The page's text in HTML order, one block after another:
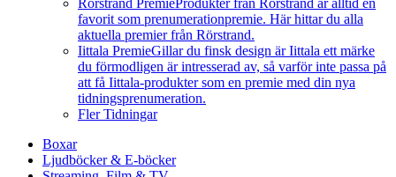
Rörstrand PremieProdukter från Rörstrand är alltid en
favorit som prenumerationpremie. Här hittar du alla
aktuella premier från Rörstrand.
Iittala PremieGillar du finsk design är Iittala ett märke
du förmodligen är intresserad av, så varför inte passa på
att få Iittala-produkter som en premie med din nya
tidningsprenumeration.
Fler Tidningar
Boxar
Ljudböcker & E-böcker